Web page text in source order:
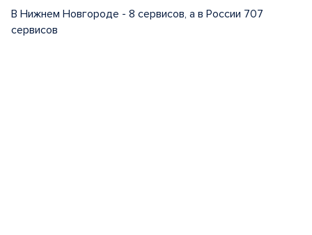
В Нижнем Новгороде - 8 сервисов, а в России 707
сервисов